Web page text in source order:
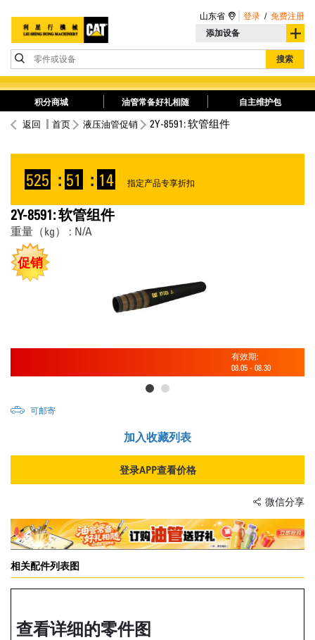
添加设备
零件或设备 搜索
山东省 登录 / 免费注册
积分商城 油管常备好礼相随 自主维护包
返回 首页 液压油管促销 2Y-8591: 软管组件
525 : 51 : 13 指定产品专享折扣
2Y-8591: 软管组件
重量（kg） : N/A
促销
有效期:
08.05 - 08.30
可邮寄
加入收藏列表
登录APP查看价格
微信分享
相关配件列表图
查看详细的零件图